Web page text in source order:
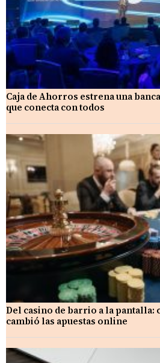
Caja de Ahorros estrena una
que conecta con todos
Del casino de barrio a la pantalla:
cambió las apuestas online